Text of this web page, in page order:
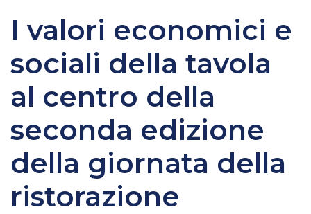
I valori economici e
sociali della tavola
al centro della
seconda edizione
della giornata della
ristorazione